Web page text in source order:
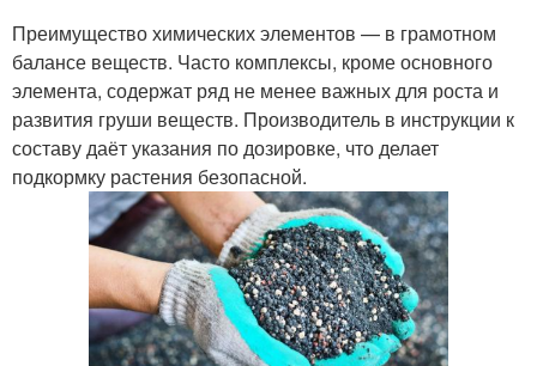
Преимущество химических элементов — в грамотном
балансе веществ. Часто комплексы, кроме основного
элемента, содержат ряд не менее важных для роста и
развития груши веществ. Производитель в инструкции к
составу даёт указания по дозировке, что делает
подкормку растения безопасной.